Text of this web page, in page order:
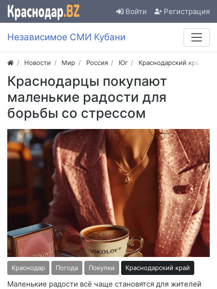
Войти Регистрация
Независимое СМИ Кубани
Новости Мир Россия Юг Краснодарский край
Краснодарцы покупают
маленькие радости для
борьбы со стрессом
Краснодар Погода Покупки Краснодарский край
Маленькие радости всё чаще становятся для жителей